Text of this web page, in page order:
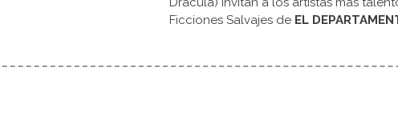
Ficciones Salvajes de EL